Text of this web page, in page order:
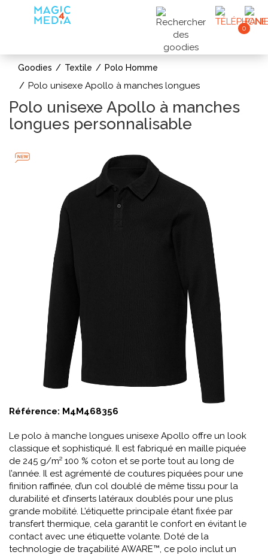
0
Goodies Textile Polo Homme
Polo unisexe Apollo à manches longues
Polo unisexe Apollo à manches
longues personnalisable
Référence: M4M468356
Le polo à manche longues unisexe Apollo offre un look
classique et sophistiqué. Il est fabriqué en maille piquée
de 245 g/m² 100 % coton et se porte tout au long de
l’année. Il est agrémenté de coutures piquées pour une
finition raffinée, d’un col doublé de même tissu pour la
durabilité et d’inserts latéraux doublés pour une plus
grande mobilité. L’étiquette principale étant fixée par
transfert thermique, cela garantit le confort en évitant le
contact avec une étiquette volante. Doté de la
technologie de traçabilité AWARE™, ce polo inclut un